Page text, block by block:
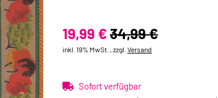
19,99 € 34,99 €
inkl. 19% MwSt. , zzgl. Versand
Sofort verfügbar